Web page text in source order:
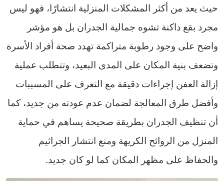
حيث يعد من أكثر المشكلات المنزلية انتشارًا، فهو ليس
مجرد بقع داكنة تشوه جمالية الجدران بل هو مؤشر
واضح على وجود رطوبة متراكمة تهدد صحة أفراد الأسرة
وتضعف بنية المكان على المدى البعيد، وتتطلب عملية
إزالة العفن إجراءات دقيقة مع التعرف على المسببات
وأفضل طرق المعالجة لضمان عدم عودته من جديد، كما
أن تنظيف الجدران بطريقة صحيحة يساهم في حماية
المنزل من الروائح الكريهة ومنع انتشار الجراثيم
والحفاظ على مظهر المكان كما لو كان جديد.